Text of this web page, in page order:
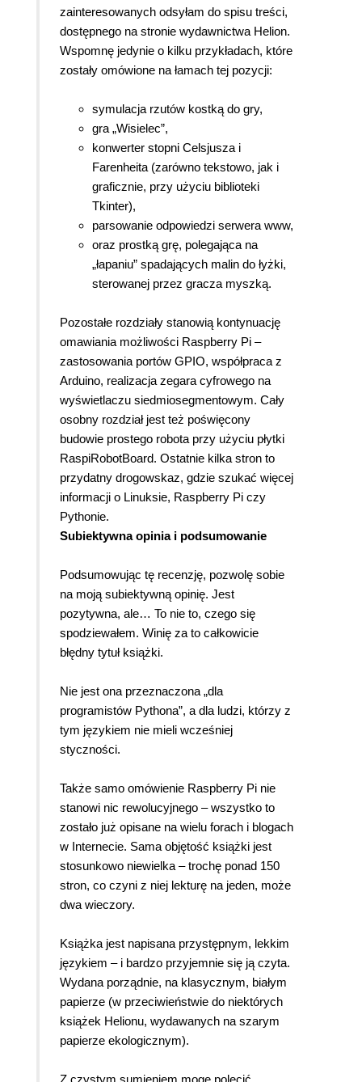
zainteresowanych odsyłam do spisu treści,
dostępnego na stronie wydawnictwa Helion.
Wspomnę jedynie o kilku przykładach, które
zostały omówione na łamach tej pozycji:
symulacja rzutów kostką do gry,
gra „Wisielec”,
konwerter stopni Celsjusza i
Farenheita (zarówno tekstowo, jak i
graficznie, przy użyciu biblioteki
Tkinter),
parsowanie odpowiedzi serwera www,
oraz prostką grę, polegająca na
„łapaniu” spadających malin do łyżki,
sterowanej przez gracza myszką.
Pozostałe rozdziały stanowią kontynuację
omawiania możliwości Raspberry Pi –
zastosowania portów GPIO, współpraca z
Arduino, realizacja zegara cyfrowego na
wyświetlaczu siedmiosegmentowym. Cały
osobny rozdział jest też poświęcony
budowie prostego robota przy użyciu płytki
RaspiRobotBoard. Ostatnie kilka stron to
przydatny drogowskaz, gdzie szukać więcej
informacji o Linuksie, Raspberry Pi czy
Pythonie.
Subiektywna opinia i podsumowanie
Podsumowując tę recenzję, pozwolę sobie
na moją subiektywną opinię. Jest
pozytywna, ale… To nie to, czego się
spodziewałem. Winię za to całkowicie
błędny tytuł książki.
Nie jest ona przeznaczona „dla
programistów Pythona”, a dla ludzi, którzy z
tym językiem nie mieli wcześniej
styczności.
Także samo omówienie Raspberry Pi nie
stanowi nic rewolucyjnego – wszystko to
zostało już opisane na wielu forach i blogach
w Internecie. Sama objętość książki jest
stosunkowo niewielka – trochę ponad 150
stron, co czyni z niej lekturę na jeden, może
dwa wieczory.
Książka jest napisana przystępnym, lekkim
językiem – i bardzo przyjemnie się ją czyta.
Wydana porządnie, na klasycznym, białym
papierze (w przeciwieństwie do niektórych
książek Helionu, wydawanych na szarym
papierze ekologicznym).
Z czystym sumieniem mogę polecić